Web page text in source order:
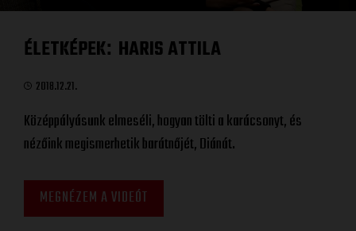
ÉLETKÉPEK: HARIS ATTILA
2018.12.21.
Középpályásunk elmeséli, hogyan tölti a karácsonyt, és
nézőink megismerhetik barátnőjét, Diánát.
MEGNÉZEM A VIDEÓT